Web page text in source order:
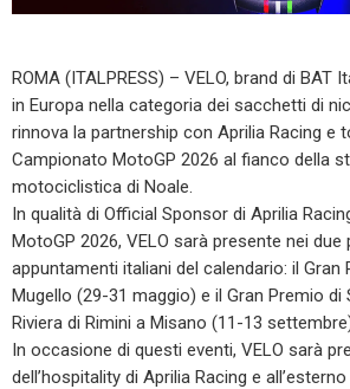
ROMA (ITALPRESS) – VELO, brand di BAT
in Europa nella categoria dei sacchetti di
rinnova la partnership con Aprilia Racing e
Campionato MotoGP 2026 al fianco della
motociclistica di Noale.
In qualità di Official Sponsor di Aprilia
MotoGP 2026, VELO sarà presente nei due
appuntamenti italiani del calendario: il Gran
Mugello (29-31 maggio) e il Gran Premio di
Riviera di Rimini a Misano (11-13
In occasione di questi eventi, VELO sarà
dell’hospitality di Aprilia Racing e